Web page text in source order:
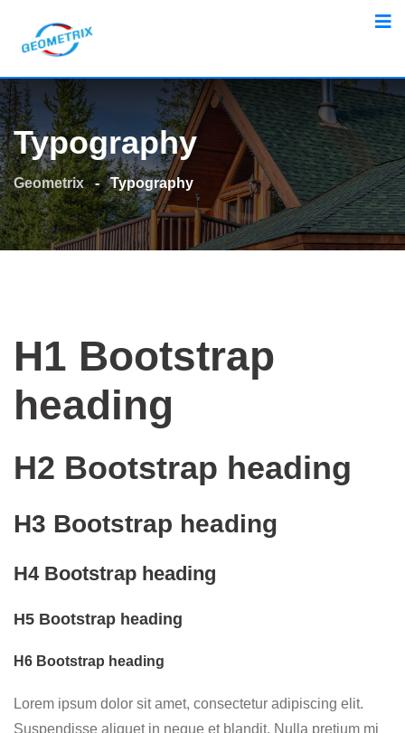
Typography
Geometrix - Typography
H1 Bootstrap
heading
H2 Bootstrap heading
H3 Bootstrap heading
H4 Bootstrap heading
H5 Bootstrap heading
H6 Bootstrap heading
Lorem ipsum dolor sit amet, consectetur adipiscing elit.
Suspendisse aliquet in neque et blandit. Nulla pretium mi